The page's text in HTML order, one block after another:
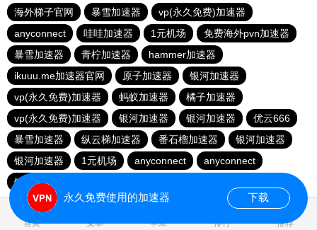
海外梯子官网
暴雪加速器
vp(永久免费)加速器
anyconnect
哇哇加速器 1元机场
免费海外pvn加速器
暴雪加速器
青柠加速器
hammer加速器
ikuuu.me加速器官网
原子加速器
银河加速器
vp(永久免费)加速器
蚂蚁加速器
橘子加速器
vp(永久免费)加速器
银河加速器 银河加速器
优云666
暴雪加速器
纵云梯加速器 番石榴加速器
银河加速器
银河加速器
1元机场 anyconnect
anyconnect
银河加速器
首页 安卓 苹果 排行 推荐
永久免费使用的加速器 下载
1.670682s